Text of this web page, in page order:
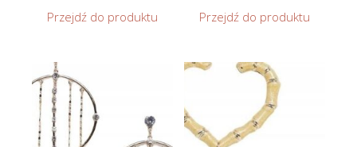
Przejdź do produktu Przejdź do produktu